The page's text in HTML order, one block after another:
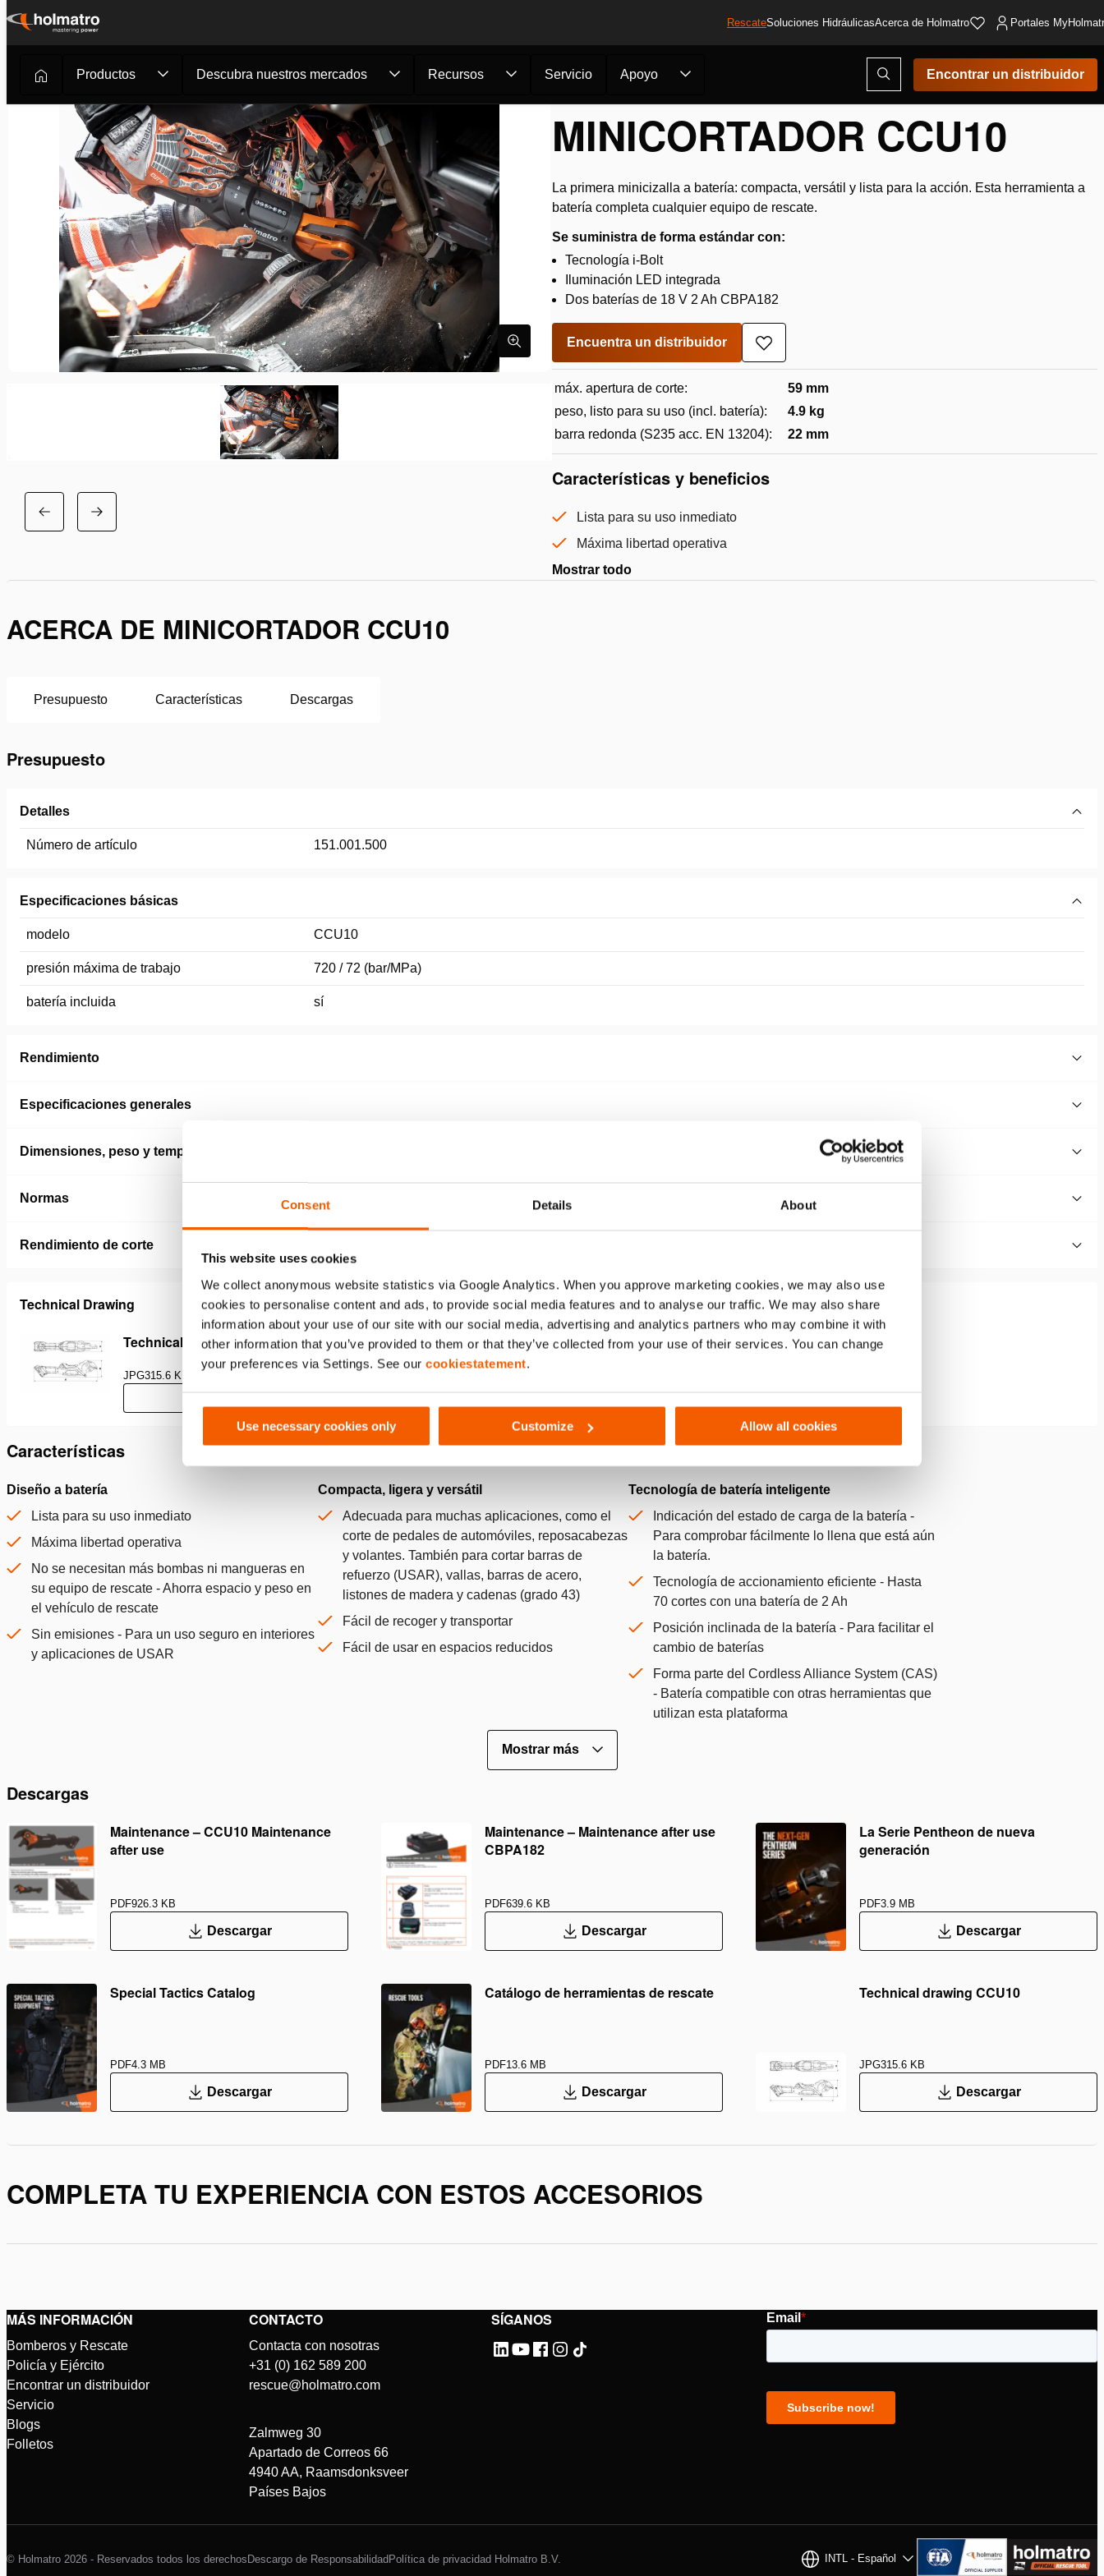
Consent Details About
This website uses cookies
We collect anonymous website statistics via Google Analytics. When you approve marketing cookies, we may also use
cookies to personalise content and ads, to provide social media features and to analyse our traffic. We may also share
information about your use of our site with our social media, advertising and analytics partners who may combine it with
other information that you’ve provided to them or that they’ve collected from your use of their services. You can change
your preferences via Settings. See our cookiestatement.
Use necessary cookies only Customize Allow all cookies
Ir
contenido
RescateSoluciones HidráulicasAcerca de Holmatro Portales
Productos Descubra nuestros mercados Recursos Servicio Apoyo
Abrir
ventana
modal
de
Encontrar un distribuidor
Herramientas de rescate Bomberos y Rescate /Herramientas PENTHEON /Cizallas Minicortador CCU1...
MINICORTADOR CCU10
La primera minicizalla a batería: compacta, versátil y lista para la acción. Esta herramienta a
batería completa cualquier equipo de rescate.
Se suministra de forma estándar con:
Tecnología i-Bolt
Iluminación LED integrada
Dos baterías de 18 V 2 Ah CBPA182
Encuentra un distribuidor
Añadir
a
lista
de
máx. apertura de corte:
59 mm
peso, listo para su uso (incl. batería):
4.9 kg
barra redonda (S235 acc. EN 13204):
22 mm
Características y beneficios
Lista para su uso inmediato
Máxima libertad operativa
Mostrar todo
ACERCA DE MINICORTADOR CCU10
Presupuesto Características Descargas
Presupuesto
Detalles
Número de artículo 151.001.500
Especificaciones básicas
modelo CCU10
presión máxima de trabajo 720 / 72 (bar/MPa)
batería incluida sí
Rendimiento
Especificaciones generales
Dimensiones, peso y temperatura
Normas
Rendimiento de corte
Technical Drawing
Technical drawing CCU10
JPG315.6 KB
Características
Diseño a batería
Lista para su uso inmediato
Máxima libertad operativa
No se necesitan más bombas ni mangueras en
su equipo de rescate - Ahorra espacio y peso en
el vehículo de rescate
Sin emisiones - Para un uso seguro en interiores
y aplicaciones de USAR
Compacta, ligera y versátil
Adecuada para muchas aplicaciones, como el
corte de pedales de automóviles, reposacabezas
y volantes. También para cortar barras de
refuerzo (USAR), vallas, barras de acero,
listones de madera y cadenas (grado 43)
Fácil de recoger y transportar
Fácil de usar en espacios reducidos
Tecnología de batería inteligente
Indicación del estado de carga de la batería -
Para comprobar fácilmente lo llena que está aún
la batería.
Tecnología de accionamiento eficiente - Hasta
70 cortes con una batería de 2 Ah
Posición inclinada de la batería - Para facilitar el
cambio de baterías
Forma parte del Cordless Alliance System (CAS)
- Batería compatible con otras herramientas que
utilizan esta plataforma
Mostrar más
Descargas
Maintenance – CCU10 Maintenance
after use
PDF926.3 KB
Descargar
Maintenance – Maintenance after use
CBPA182
PDF639.6 KB
Descargar
La Serie Pentheon de nueva
generación
PDF3.9 MB
Descargar
Special Tactics Catalog
PDF4.3 MB
Descargar
Catálogo de herramientas de rescate
PDF13.6 MB
Descargar
Technical drawing CCU10
JPG315.6 KB
Descargar
COMPLETA TU EXPERIENCIA CON ESTOS ACCESORIOS
SÍGANOS
MÁS INFORMACIÓN
Bomberos y Rescate
Policía y Ejército
Encontrar un distribuidor
Servicio
Blogs
Folletos
CONTACTO
Contacta con nosotras
+31 (0) 162 589 200
rescue@holmatro.com
Zalmweg 30
Apartado de Correos 66
4940 AA, Raamsdonksveer
Países Bajos
INTL - Español
© Holmatro 2026 - Reservados todos los derechos Descargo de Responsabilidad Política de privacidad Holmatro B.V.